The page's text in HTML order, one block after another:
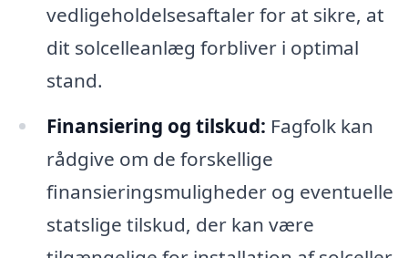
vedligeholdelsesaftaler for at sikre, at
dit solcelleanlæg forbliver i optimal
stand.
Finansiering og tilskud: Fagfolk kan
rådgive om de forskellige
finansieringsmuligheder og eventuelle
statslige tilskud, der kan være